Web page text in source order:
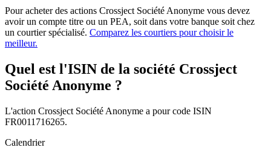
Pour acheter des actions Crossject Société Anonyme vous devez
avoir un compte titre ou un PEA, soit dans votre banque soit chez
un courtier spécialisé. Comparez les courtiers pour choisir le
meilleur.
Quel est l'ISIN de la société Crossject
Société Anonyme ?
L'action Crossject Société Anonyme a pour code ISIN
FR0011716265.
Calendrier